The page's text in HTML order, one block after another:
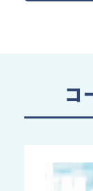
コ